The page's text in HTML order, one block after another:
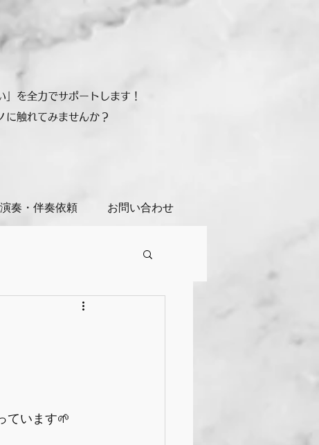
」を全力でサポートします！
に触れてみませんか？
演奏・伴奏依頼 お問い合わせ
ています🌱